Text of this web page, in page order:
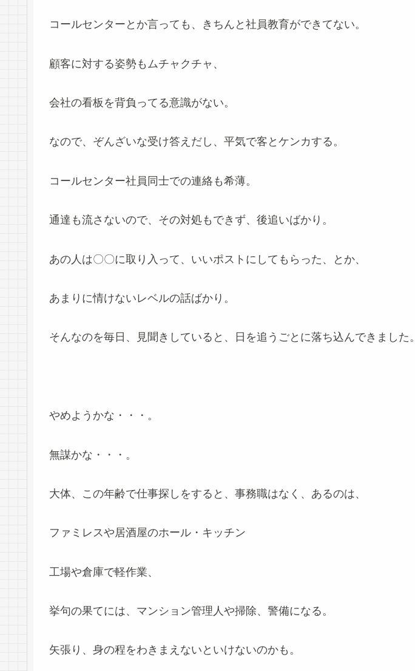
コールセンターとか言っても、きちんと社員教育ができてない。
顧客に対する姿勢もムチャクチャ、
会社の看板を背負ってる意識がない。
なので、ぞんざいな受け答えだし、平気で客とケンカする。
コールセンター社員同士での連絡も希薄。
通達も流さないので、その対処もできず、後追いばかり。
あの人は〇〇に取り入って、いいポストにしてもらった、とか、
あまりに情けないレベルの話ばかり。
そんなのを毎日、見聞きしていると、日を追うごとに落ち込んできました。
やめようかな・・・。
無謀かな・・・。
大体、この年齢で仕事探しをすると、事務職はなく、あるのは、
ファミレスや居酒屋のホール・キッチン
工場や倉庫で軽作業、
挙句の果てには、マンション管理人や掃除、警備になる。
矢張り、身の程をわきまえないといけないのかも。